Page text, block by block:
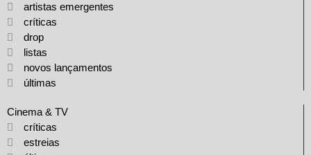
artistas emergentes
críticas
drop
listas
novos lançamentos
últimas
Cinema & TV
críticas
estreias